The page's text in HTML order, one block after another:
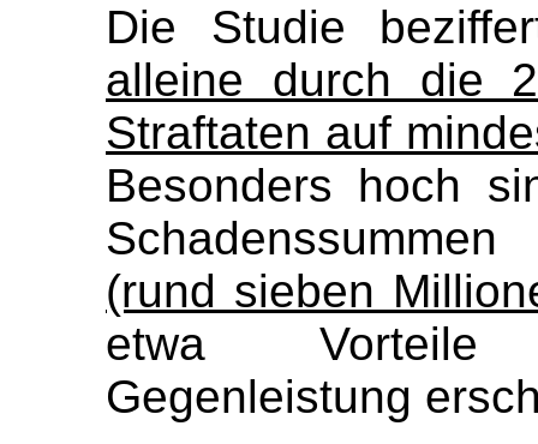
Die Studie
alleine durch die
Straftaten auf
Besonders hoch
(rund sieben
etwa Vorteile
Gegenleistung